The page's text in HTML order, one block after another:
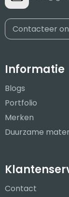
Contacteer
Informatie
Blogs
Portfolio
Merken
Duurzame
Contact